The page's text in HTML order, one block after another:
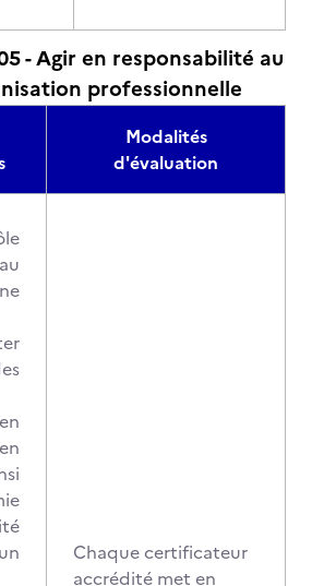
- Agir en responsabilité au
professionnelle
Modalités
d'évaluation
Chaque certificateur
accrédité met en